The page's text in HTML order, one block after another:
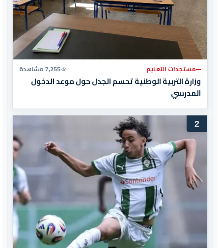
مستجدات التعليم 7,255 مشاهدة
وزارة التربية الوطنية تحسم الجدل حول موعد الدخول
المدرسي
2